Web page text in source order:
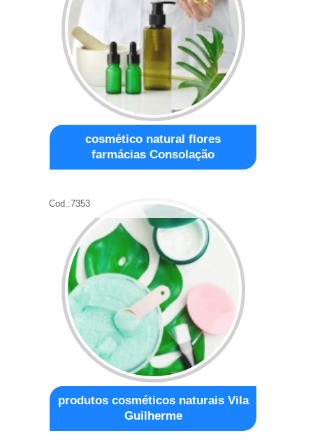
cosmético natural flores
farmácias Consolação
Cod.:7353
produtos cosméticos naturais Vila
Guilherme